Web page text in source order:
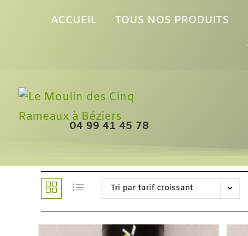
ACCUEIL TOUS NOS PRODUITS
04 99 41 45 78
Tri par tarif croissant